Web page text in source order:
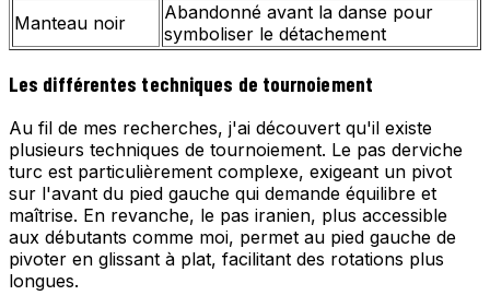
Manteau noir
Abandonné avant la danse pour
symboliser le détachement
Les différentes techniques de tournoiement
Au fil de mes recherches, j'ai découvert qu'il existe
plusieurs techniques de tournoiement. Le pas derviche
turc est particulièrement complexe, exigeant un pivot
sur l'avant du pied gauche qui demande équilibre et
maîtrise. En revanche, le pas iranien, plus accessible
aux débutants comme moi, permet au pied gauche de
pivoter en glissant à plat, facilitant des rotations plus
longues.